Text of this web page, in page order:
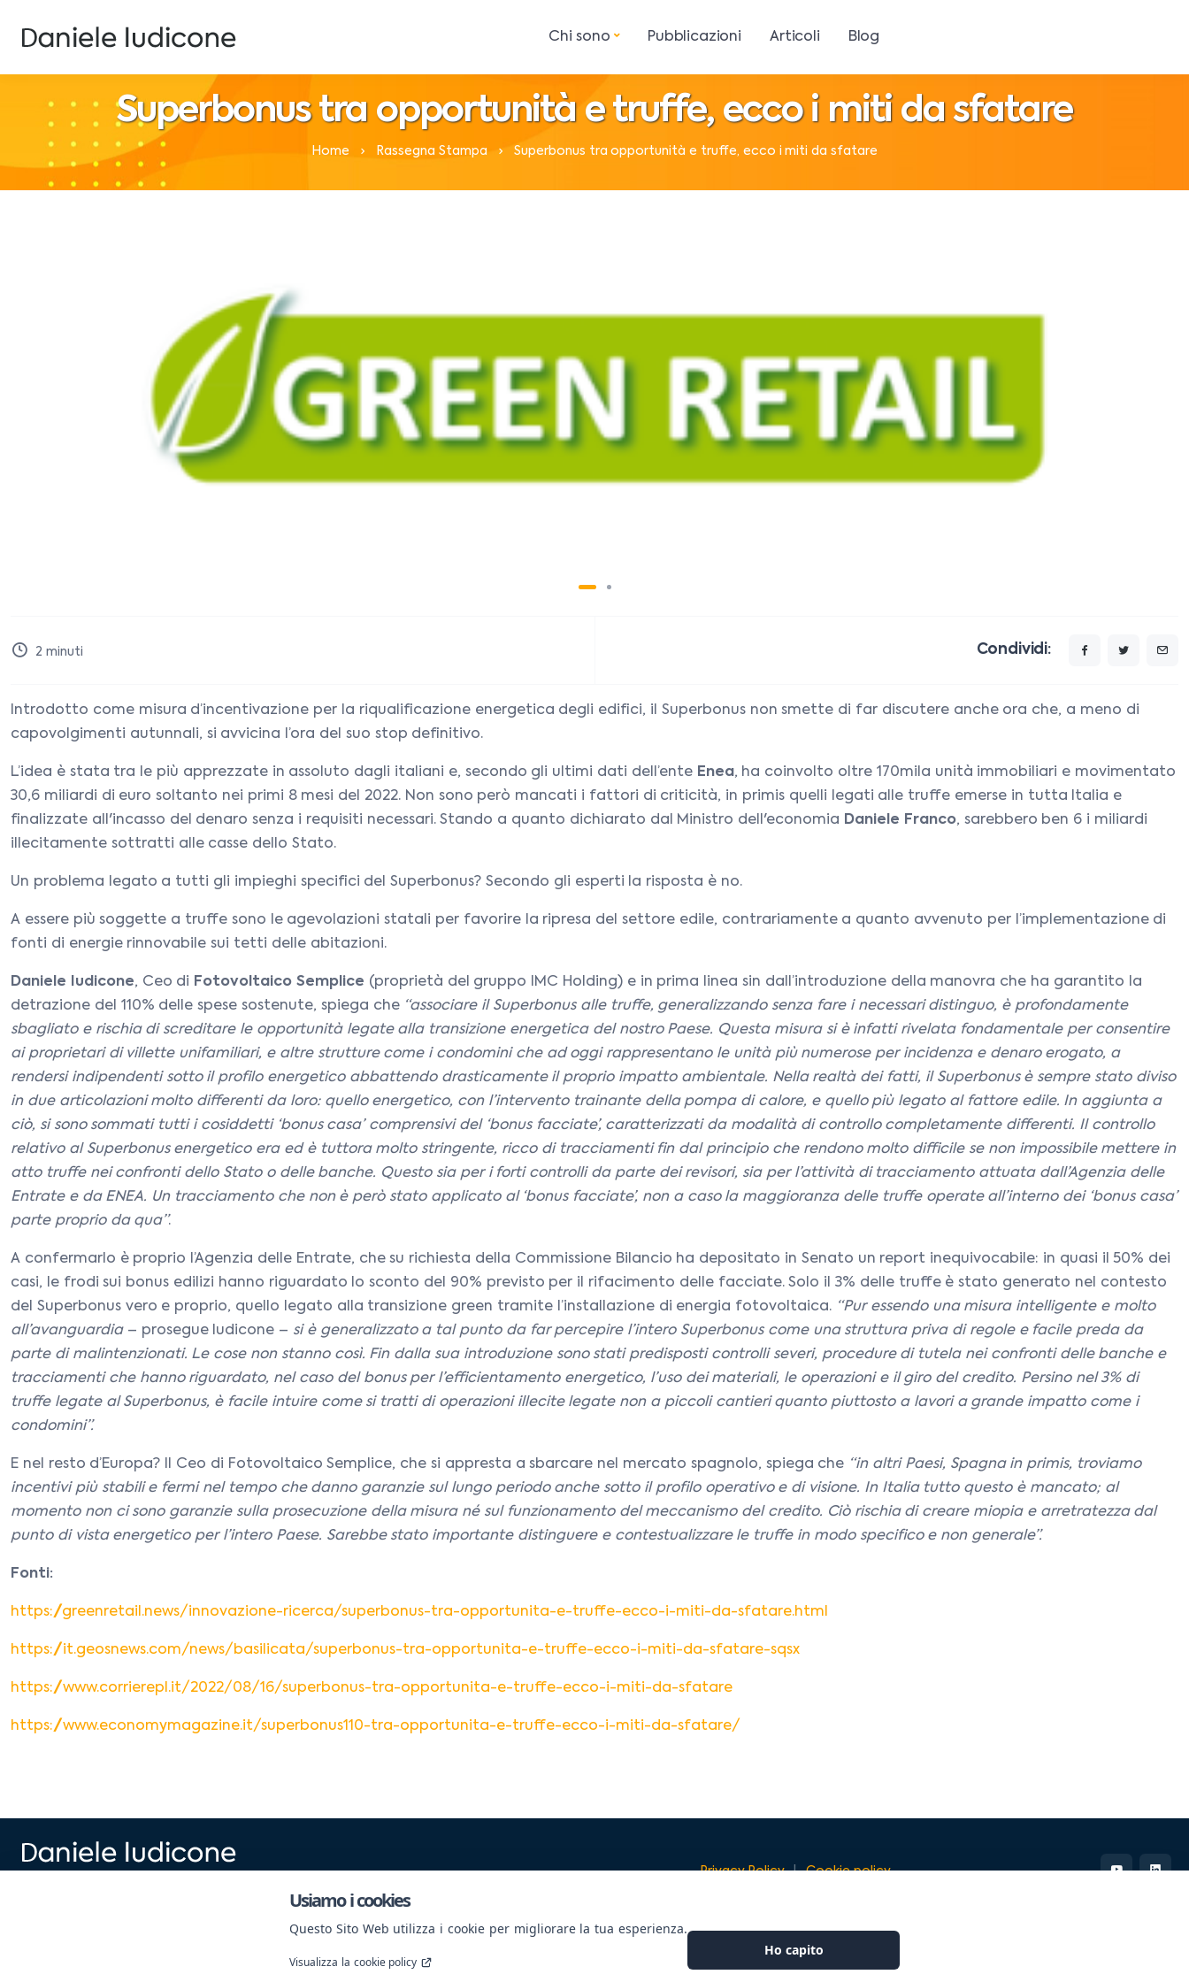
Chi sono Pubblicazioni Articoli Blog
Superbonus tra opportunità e truffe, ecco i miti da sfatare
Home Rassegna Stampa Superbonus tra opportunità e truffe, ecco i miti da sfatare
2 minuti Condividi:
Introdotto come misura d’incentivazione per la riqualificazione energetica degli edifici, il Superbonus non smette di far discutere anche ora che, a meno di
capovolgimenti autunnali, si avvicina l’ora del suo stop definitivo.
L’idea è stata tra le più apprezzate in assoluto dagli italiani e, secondo gli ultimi dati dell’ente Enea, ha coinvolto oltre 170mila unità immobiliari e movimentato
30,6 miliardi di euro soltanto nei primi 8 mesi del 2022. Non sono però mancati i fattori di criticità, in primis quelli legati alle truffe emerse in tutta Italia e
finalizzate all'incasso del denaro senza i requisiti necessari. Stando a quanto dichiarato dal Ministro dell'economia Daniele Franco, sarebbero ben 6 i miliardi
illecitamente sottratti alle casse dello Stato.
Un problema legato a tutti gli impieghi specifici del Superbonus? Secondo gli esperti la risposta è no.
A essere più soggette a truffe sono le agevolazioni statali per favorire la ripresa del settore edile, contrariamente a quanto avvenuto per l’implementazione di
fonti di energie rinnovabile sui tetti delle abitazioni.
Daniele Iudicone, Ceo di Fotovoltaico Semplice (proprietà del gruppo IMC Holding) e in prima linea sin dall’introduzione della manovra che ha garantito la
detrazione del 110% delle spese sostenute, spiega che “associare il Superbonus alle truffe, generalizzando senza fare i necessari distinguo, è profondamente
sbagliato e rischia di screditare le opportunità legate alla transizione energetica del nostro Paese. Questa misura si è infatti rivelata fondamentale per consentire
ai proprietari di villette unifamiliari, e altre strutture come i condomini che ad oggi rappresentano le unità più numerose per incidenza e denaro erogato, a
rendersi indipendenti sotto il profilo energetico abbattendo drasticamente il proprio impatto ambientale. Nella realtà dei fatti, il Superbonus è sempre stato diviso
in due articolazioni molto differenti da loro: quello energetico, con l’intervento trainante della pompa di calore, e quello più legato al fattore edile. In aggiunta a
ciò, si sono sommati tutti i cosiddetti ‘bonus casa’ comprensivi del ‘bonus facciate’, caratterizzati da modalità di controllo completamente differenti. Il controllo
relativo al Superbonus energetico era ed è tuttora molto stringente, ricco di tracciamenti fin dal principio che rendono molto difficile se non impossibile mettere in
atto truffe nei confronti dello Stato o delle banche. Questo sia per i forti controlli da parte dei revisori, sia per l’attività di tracciamento attuata dall’Agenzia delle
Entrate e da ENEA. Un tracciamento che non è però stato applicato al ‘bonus facciate’, non a caso la maggioranza delle truffe operate all’interno dei ‘bonus casa’
parte proprio da qua”.
A confermarlo è proprio l’Agenzia delle Entrate, che su richiesta della Commissione Bilancio ha depositato in Senato un report inequivocabile: in quasi il 50% dei
casi, le frodi sui bonus edilizi hanno riguardato lo sconto del 90% previsto per il rifacimento delle facciate. Solo il 3% delle truffe è stato generato nel contesto
del Superbonus vero e proprio, quello legato alla transizione green tramite l’installazione di energia fotovoltaica. “Pur essendo una misura intelligente e molto
all’avanguardia– prosegue Iudicone – si è generalizzato a tal punto da far percepire l’intero Superbonus come una struttura priva di regole e facile preda da
parte di malintenzionati. Le cose non stanno così. Fin dalla sua introduzione sono stati predisposti controlli severi, procedure di tutela nei confronti delle banche e
tracciamenti che hanno riguardato, nel caso del bonus per l’efficientamento energetico, l’uso dei materiali, le operazioni e il giro del credito. Persino nel 3% di
truffe legate al Superbonus, è facile intuire come si tratti di operazioni illecite legate non a piccoli cantieri quanto piuttosto a lavori a grande impatto come i
condomini”.
E nel resto d’Europa? Il Ceo di Fotovoltaico Semplice, che si appresta a sbarcare nel mercato spagnolo, spiega che “in altri Paesi, Spagna in primis, troviamo
incentivi più stabili e fermi nel tempo che danno garanzie sul lungo periodo anche sotto il profilo operativo e di visione. In Italia tutto questo è mancato; al
momento non ci sono garanzie sulla prosecuzione della misura né sul funzionamento del meccanismo del credito. Ciò rischia di creare miopia e arretratezza dal
punto di vista energetico per l’intero Paese. Sarebbe stato importante distinguere e contestualizzare le truffe in modo specifico e non generale”.
​Fonti:
https://greenretail.news/innovazione-ricerca/superbonus-tra-opportunita-e-truffe-ecco-i-miti-da-sfatare.html
https://it.geosnews.com/news/basilicata/superbonus-tra-opportunita-e-truffe-ecco-i-miti-da-sfatare-sqsx
https://www.corrierepl.it/2022/08/16/superbonus-tra-opportunita-e-truffe-ecco-i-miti-da-sfatare
https://www.economymagazine.it/superbonus110-tra-opportunita-e-truffe-ecco-i-miti-da-sfatare/
Privacy Policy Cookie policy
Usiamo i cookies
Questo Sito Web utilizza i cookie per migliorare la tua esperienza.
Visualizza la cookie policy
Ho capito